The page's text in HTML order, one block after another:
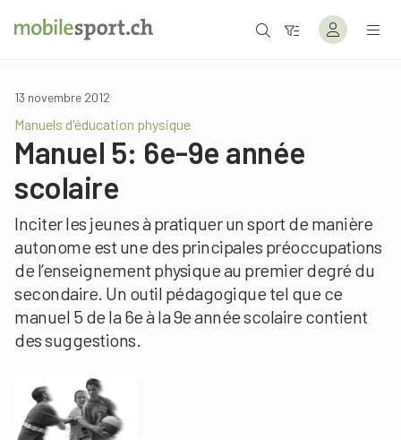
13 novembre 2012
Manuels d'éducation physique
Manuel 5: 6e-9e année
scolaire
Inciter les jeunes à pratiquer un sport de manière
autonome est une des principales préoccupations
de l’enseignement physique au premier degré du
secondaire. Un outil pédagogique tel que ce
manuel 5 de la 6e à la 9e année scolaire contient
des suggestions.